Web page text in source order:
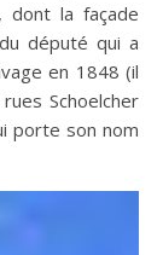
dont la façade
député qui a
en 1848 (il
Schoelcher
porte son nom